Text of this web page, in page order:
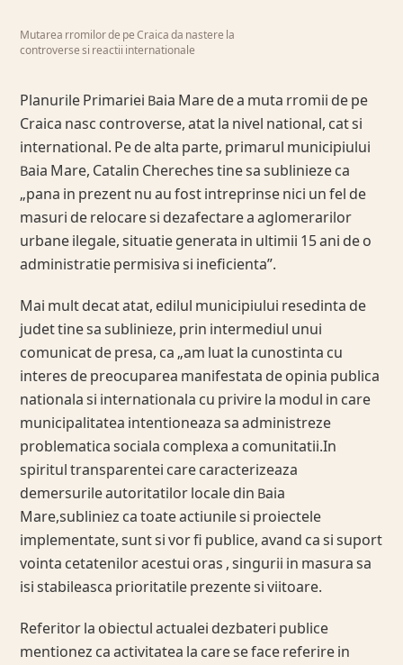
Mutarea rromilor de pe Craica da nastere la
controverse si reactii internationale
Planurile Primariei Baia Mare de a muta rromii de pe
Craica nasc controverse, atat la nivel national, cat si
international. Pe de alta parte, primarul municipiului
Baia Mare, Catalin Chereches tine sa sublinieze ca
„pana in prezent nu au fost intreprinse nici un fel de
masuri de relocare si dezafectare a aglomerarilor
urbane ilegale, situatie generata in ultimii 15 ani de o
administratie permisiva si ineficienta”.
Mai mult decat atat, edilul municipiului resedinta de
judet tine sa sublinieze, prin intermediul unui
comunicat de presa, ca „am luat la cunostinta cu
interes de preocuparea manifestata de opinia publica
nationala si internationala cu privire la modul in care
municipalitatea intentioneaza sa administreze
problematica sociala complexa a comunitatii.In
spiritul transparentei care caracterizeaza
demersurile autoritatilor locale din Baia
Mare,subliniez ca toate actiunile si proiectele
implementate, sunt si vor fi publice, avand ca si suport
vointa cetatenilor acestui oras , singurii in masura sa
isi stabileasca prioritatile prezente si viitoare.
Referitor la obiectul actualei dezbateri publice
mentionez ca activitatea la care se face referire in